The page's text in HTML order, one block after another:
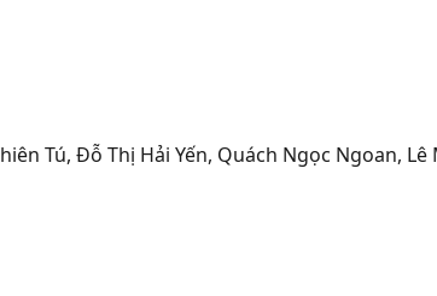
Tú, Đỗ Thị Hải Yến, Quách Ngọc Ngoan,